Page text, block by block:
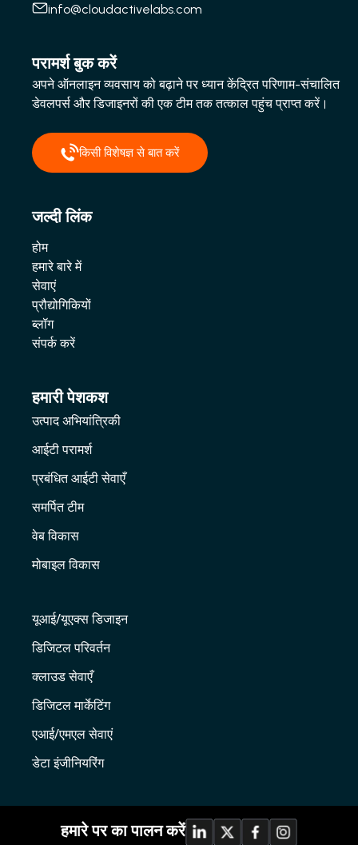
info@cloudactivelabs.com
परामर्श बुक करें
अपने ऑनलाइन व्यवसाय को बढ़ाने पर ध्यान केंद्रित परिणाम-संचालित
डेवलपर्स और डिजाइनरों की एक टीम तक तत्काल पहुंच प्राप्त करें।
किसी विशेषज्ञ से बात करें
जल्दी लिंक
होम
हमारे बारे में
सेवाएं
प्रौद्योगिकियों
ब्लॉग
संपर्क करें
हमारी पेशकश
उत्पाद अभियांत्रिकी
आईटी परामर्श
प्रबंधित आईटी सेवाएँ
समर्पित टीम
वेब विकास
मोबाइल विकास
यूआई/यूएक्स डिजाइन
डिजिटल परिवर्तन
क्लाउड सेवाएँ
डिजिटल मार्केटिंग
एआई/एमएल सेवाएं
डेटा इंजीनियरिंग
हमारे पर का पालन करें